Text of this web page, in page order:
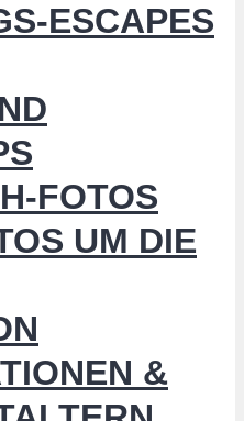
ESCAPES
FOTOS
UM DIE
&